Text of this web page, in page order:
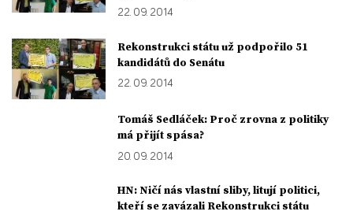
22. 09. 2014
Rekonstrukci státu už podpořilo 51
kandidátů do Senátu
22. 09. 2014
Tomáš Sedláček: Proč zrovna z politiky
má přijít spása?
20. 09. 2014
HN: Ničí nás vlastní sliby, litují politici,
kteří se zavázali Rekonstrukci státu